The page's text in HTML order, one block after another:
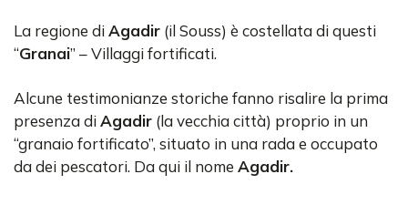
La regione diAgadir (il Souss) è costellata di questi
“Granai” – Villaggi fortificati.
Alcune testimonianze storiche fanno risalire la prima
presenza diAgadir (la vecchia città) proprio in un
“granaio fortificato”, situato in una rada e occupato
da dei pescatori. Da qui il nome Agadir.